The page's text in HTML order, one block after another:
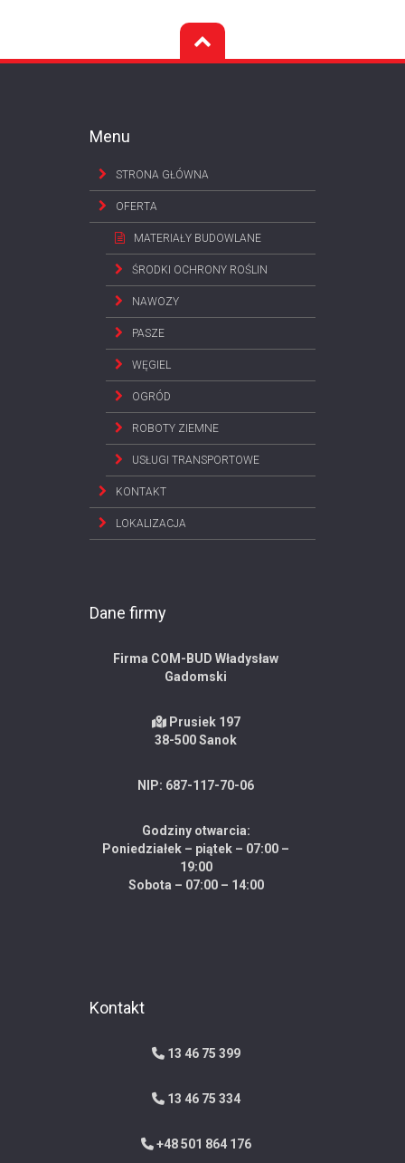
Menu
STRONA GŁÓWNA
OFERTA
MATERIAŁY BUDOWLANE
ŚRODKI OCHRONY ROŚLIN
NAWOZY
PASZE
WĘGIEL
OGRÓD
ROBOTY ZIEMNE
USŁUGI TRANSPORTOWE
KONTAKT
LOKALIZACJA
Dane firmy
Firma COM-BUD Władysław
Gadomski
Prusiek 197
38-500 Sanok
NIP: 687-117-70-06
Godziny otwarcia:
Poniedziałek – piątek – 07:00 –
19:00
Sobota – 07:00 – 14:00
Kontakt
13 46 75 399
13 46 75 334
+48 501 864 176